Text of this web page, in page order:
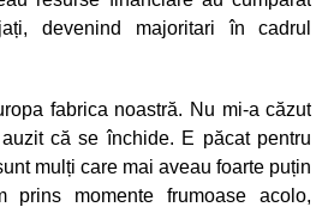
devenind majoritari în cadrul
fabrica noastră. Nu mi-a căzut
că se închide. E păcat pentru
mulți care mai aveau foarte puțin
prins momente frumoase acolo,